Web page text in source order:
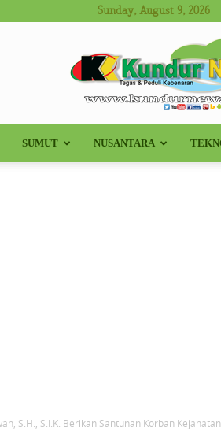
Sunday, August 9, 2026
Kundur
SUMUT NUSANTARA
S.H., S.I.K. Berikan Santunan Korban